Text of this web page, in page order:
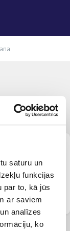
saturu un
funkcijas
par to, kā jūs
ar saviem
analīzes
ko
Darts